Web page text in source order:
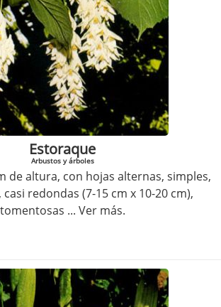
Estoraque
Arbustos y árboles
de altura, con hojas alternas, simples,
redondas (7-15 cm x 10-20 cm),
tomentosas ... Ver más.